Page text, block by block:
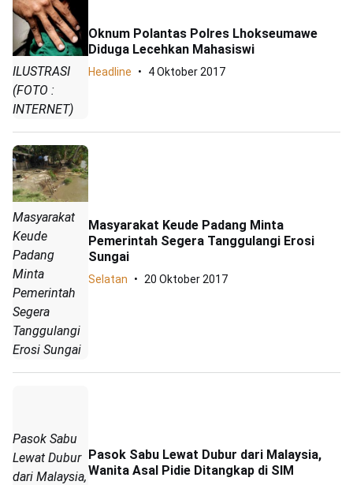
ILUSTRASI
(FOTO :
INTERNET)
Oknum Polantas Polres Lhokseumawe
Diduga Lecehkan Mahasiswi
Headline 4 Oktober 2017
Masyarakat
Keude
Padang
Minta
Pemerintah
Segera
Tanggulangi
Erosi Sungai
Masyarakat Keude Padang Minta
Pemerintah Segera Tanggulangi Erosi
Sungai
Selatan 20 Oktober 2017
Pasok Sabu
Lewat Dubur
dari Malaysia,
Pasok Sabu Lewat Dubur dari Malaysia,
Wanita Asal Pidie Ditangkap di SIM